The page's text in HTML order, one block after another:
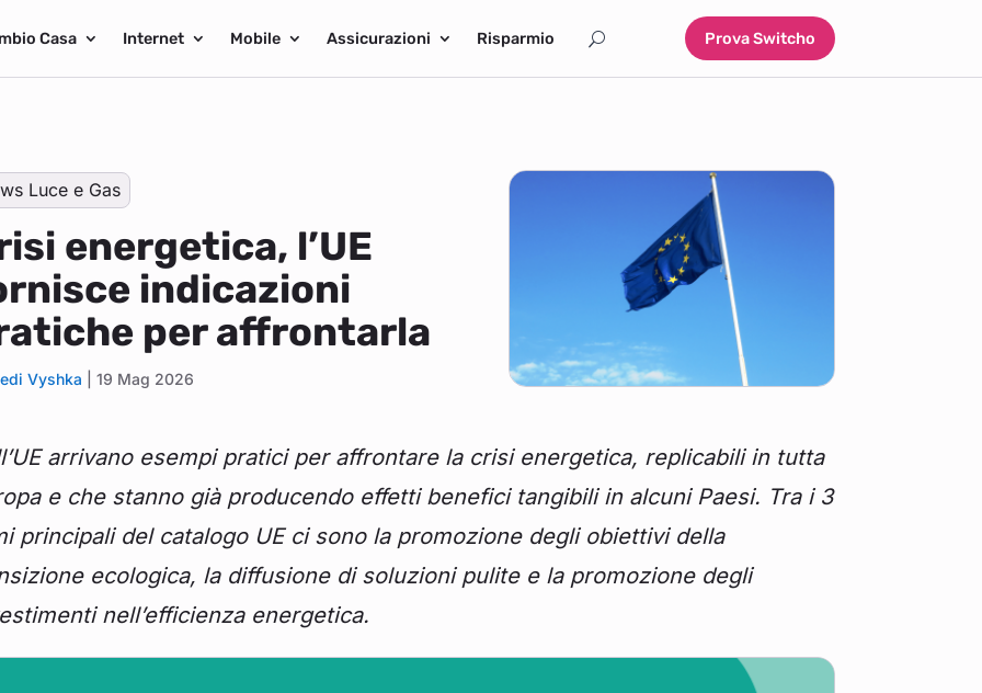
Casa Internet Mobile Assicurazioni Risparmio Prova Switcho
Luce e Gas
energetica, l’UE
indicazioni
per affrontarla
Vyshka 19 Mag 2026
arrivano esempi pratici per affrontare la crisi energetica, replicabili in tutta
e che stanno già producendo effetti benefici tangibili in alcuni Paesi. Tra i 3
principali del catalogo UE ci sono la promozione degli obiettivi della
ecologica, la diffusione di soluzioni pulite e la promozione degli
nell’efficienza energetica.